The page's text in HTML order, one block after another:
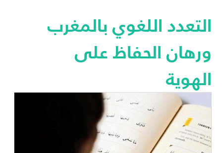
التعدد اللغوي بالمغرب
ورهان الحفاظ على
الهوية